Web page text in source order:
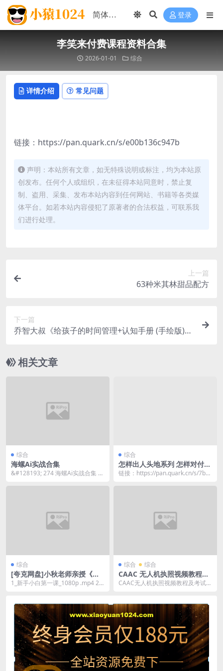
登录
李笑来付费课程资料合集
2026-01-01 综合
详情介绍 常见问题
链接：https://pan.quark.cn/s/e00b136c947b
声明：本站所有文章，如无特殊说明或标注，均为本站原
创发布。任何个人或组织，在未征得本站同意时，禁止复
制、盗用、采集、发布本站内容到任何网站、书籍等各类媒
体平台。如若本站内容侵犯了原著者的合法权益，可联系我
们进行处理。
上一篇
63种米其林甜品配方
下一篇
乔智大叔《给孩子的时间管理+认知手册 (手绘版)
相关文章
综合
海螺Ai实战合集
&#128193; 274 海螺Ai实战合集 &
综合
怎样出人头地系列 怎样对付小
人等
链接：https://pan.quark.cn/s/7b5
综合
[夸克网盘]小秋老师亲授《思
维提升课》19节
1_新手小白第一课_1080p .mp4 2_
综合 综合
CAAC 无人机执照视频教程及
考试理论题库
CAAC无人机执照视频教程及考试理